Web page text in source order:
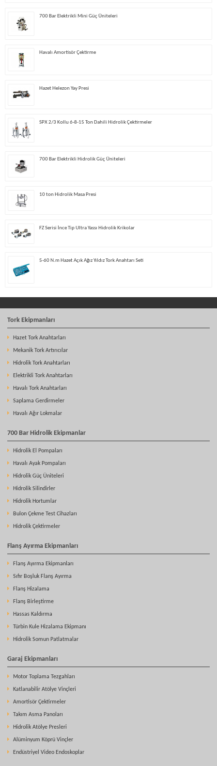
700 Bar Elektrikli Mini Güç Üniteleri
Havalı Amortisör Çektirme
Hazet Helezon Yay Presi
SPX 2/3 Kollu 6-8-15 Ton Dahili Hidrolik Çektirmeler
700 Bar Elektrikli Hidrolik Güç Üniteleri
10 ton Hidrolik Masa Presi
FZ Serisi İnce Tip Ultra Yassı Hidrolik Krikolar
5-60 N.m Hazet Açık Ağız Yıldız Tork Anahtarı Seti
Tork Ekipmanları
Hazet Tork Anahtarları
Mekanik Tork Artırıcılar
Hidrolik Tork Anahtarları
Elektrikli Tork Anahtarları
Havalı Tork Anahtarları
Saplama Gerdirmeler
Havalı Ağır Lokmalar
700 Bar Hidrolik Ekipmanlar
Hidrolik El Pompaları
Havalı Ayak Pompaları
Hidrolik Güç Üniteleri
Hidrolik Silindirler
Hidrolik Hortumlar
Bulon Çekme Test Cihazları
Hidrolik Çektirmeler
Flanş Ayırma Ekipmanları
Flanş Ayırma Ekipmanları
Sıfır Boşluk Flanş Ayırma
Flanş Hizalama
Flanş Birleştirme
Hassas Kaldırma
Türbin Kule Hizalama Ekipmanı
Hidrolik Somun Patlatmalar
Garaj Ekipmanları
Motor Toplama Tezgahları
Katlanabilir Atölye Vinçleri
Amortisör Çektirmeler
Takım Asma Panoları
Hidrolik Atölye Presleri
Alüminyum Köprü Vinçler
Endüstriyel Video Endoskoplar